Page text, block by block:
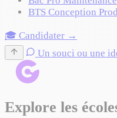
BTS Conception
🎓 Candidater →
Un souci ou une
Explore les